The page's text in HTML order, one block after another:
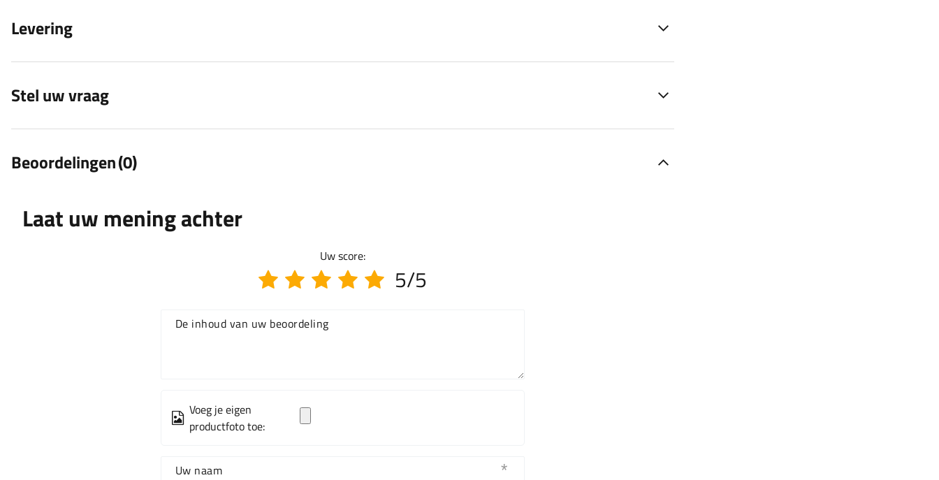
Levering
Stel uw vraag
Beoordelingen(0)
Laat uw mening achter
Uw score:
5/5
De inhoud van uw beoordeling
Voeg je eigen
productfoto toe:
Uw naam